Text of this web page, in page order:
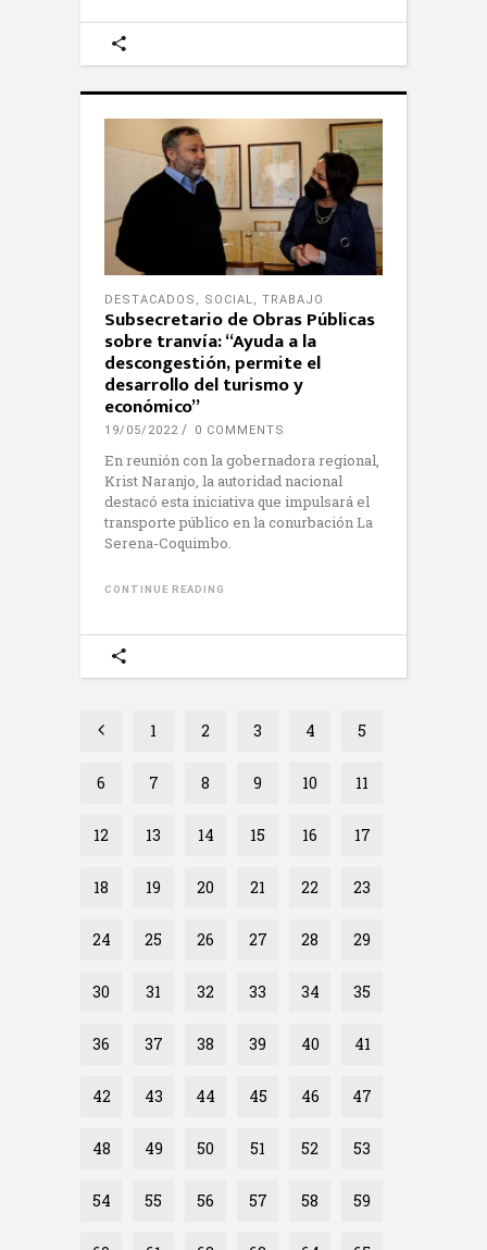
DESTACADOS , SOCIAL, TRABAJO
Subsecretario de Obras Públicas
sobre tranvía: “Ayuda a la
descongestión, permite el
desarrollo del turismo y
económico”
19/05/2022 0 COMMENTS
En reunión con la gobernadora regional,
Krist Naranjo, la autoridad nacional
destacó esta iniciativa que impulsará el
transporte público en la conurbación La
Serena-Coquimbo.
CONTINUE READING
1 2 3 4 5
6 7 8 9 10 11
12 13 14 15 16 17
18 19 20 21 22 23
24 25 26 27 28 29
30 31 32 33 34 35
36 37 38 39 40 41
42 43 44 45 46 47
48 49 50 51 52 53
54 55 56 57 58 59